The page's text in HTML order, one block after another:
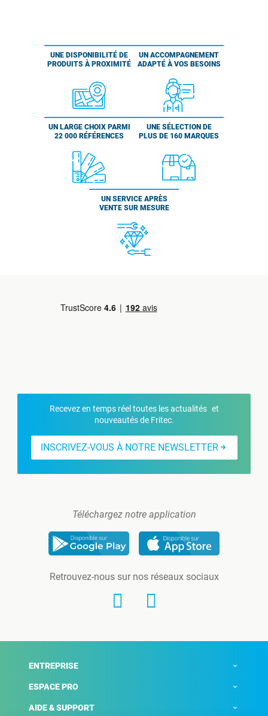
UNE DISPONIBILITÉ DE
PRODUITS À PROXIMITÉ
UN ACCOMPAGNEMENT
ADAPTÉ À VOS BESOINS
UN LARGE CHOIX PARMI
22 000 RÉFÉRENCES
UNE SÉLECTION DE
PLUS DE 160 MARQUES
UN SERVICE APRÈS
VENTE SUR MESURE
Recevez en temps réel toutes les actualités et
nouveautés de Fritec.
INSCRIVEZ-VOUS À NOTRE NEWSLETTER
Téléchargez notre application
Retrouvez-nous sur nos réseaux sociaux
ENTREPRISE
ESPACE PRO
AIDE & SUPPORT